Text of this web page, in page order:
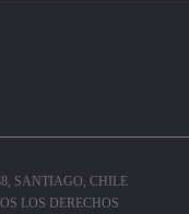
SANTIAGO, CHILE
LOS DERECHOS